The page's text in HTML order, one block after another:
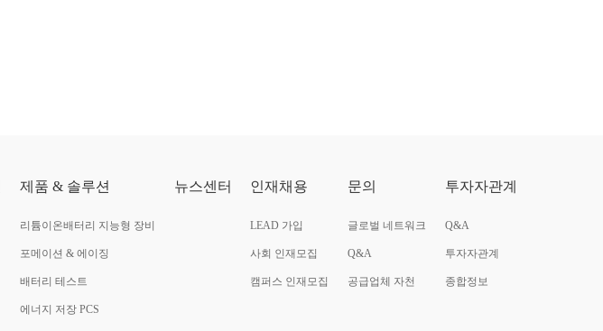
제품 & 솔루션
리튬이온배터리 지능형 장비
포메이션 & 에이징
배터리 테스트
에너지 저장 PCS
뉴스센터 인재채용
LEAD 가입
사회 인재모집
캠퍼스 인재모집
문의
글로벌 네트워크
Q&A
공급업체 자천
투자자관계
Q&A
투자자관계
종합정보